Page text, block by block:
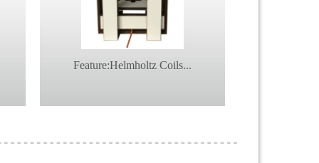
Feature:Helmholtz Coils...